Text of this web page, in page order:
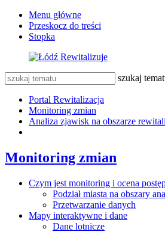
Menu główne
Przeskocz do treści
Stopka
szukaj
Portal Rewitalizacja
Monitoring zmian
Analiza zjawisk na obszarze
Monitoring zmian
Czym jest monitoring i ocena
Podział miasta na obszary
Przetwarzanie danych
Mapy interaktywne i dane
Dane lotnicze